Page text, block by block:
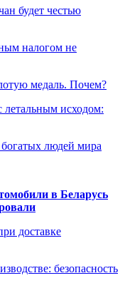
будет честью
налогом не
медаль. Почем?
исходом:
людей мира
в Беларусь
доставке
безопасность